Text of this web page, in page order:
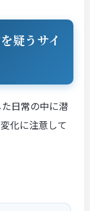
疑うサイ
日常の中に潜
化に注意して